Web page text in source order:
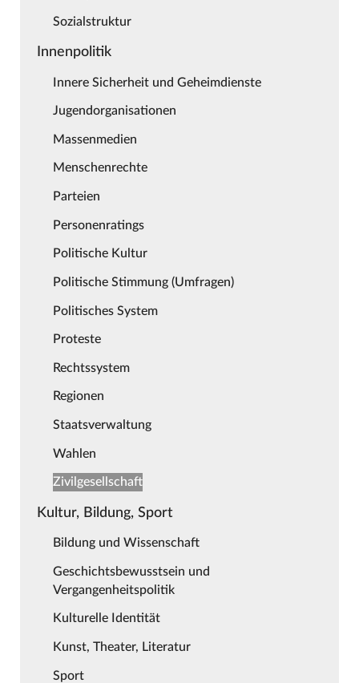
Sozialstruktur
Innenpolitik
Innere Sicherheit und Geheimdienste
Jugendorganisationen
Massenmedien
Menschenrechte
Parteien
Personenratings
Politische Kultur
Politische Stimmung (Umfragen)
Politisches System
Proteste
Rechtssystem
Regionen
Staatsverwaltung
Wahlen
Zivilgesellschaft
Kultur, Bildung, Sport
Bildung und Wissenschaft
Geschichtsbewusstsein und
Vergangenheitspolitik
Kulturelle Identität
Kunst, Theater, Literatur
Sport